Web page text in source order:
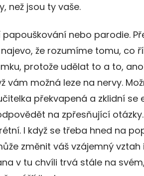
než jsou ty vaše.
nebo parodie.
že rozumíme tomu, co
protože udělat to a to,
vám možná leze na nervy.
překvapená a zklidní se
na zpřesňující
I když se třeba hned na
změnit váš vzájemný vztah i
v tu chvíli trvá stále na